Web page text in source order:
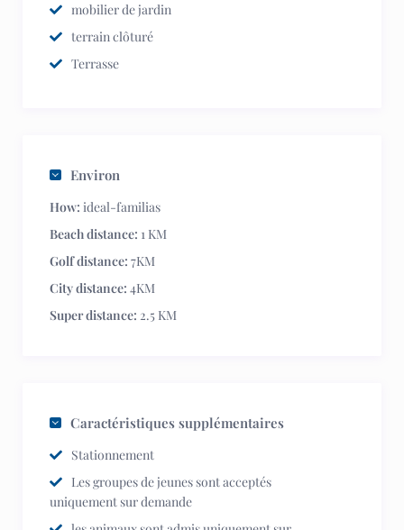
mobilier de jardin
terrain clôturé
Terrasse
Environ
How: ideal-familias
Beach distance: 1 KM
Golf distance: 7KM
City distance: 4KM
Super distance: 2.5 KM
Caractéristiques supplémentaires
Stationnement
Les groupes de jeunes sont acceptés
uniquement sur demande